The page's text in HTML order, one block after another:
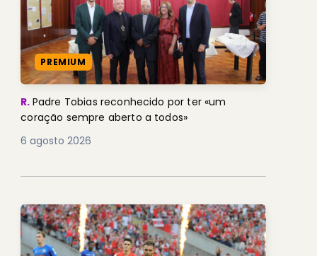
PREMIUM
R. Padre Tobias reconhecido por ter «um
coração sempre aberto a todos»
6 agosto 2026